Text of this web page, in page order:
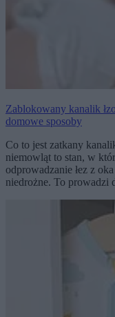
Zablokowany kanalik
domowe sposoby
Co to jest zatkany
niemowląt to stan, w
odprowadzanie łez z
niedrożne. To prowadzi